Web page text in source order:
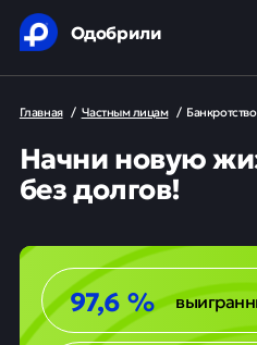
Одобрили
Главная / Частным лицам / Банкротство
Начни новую
без долгов!
97,6 %